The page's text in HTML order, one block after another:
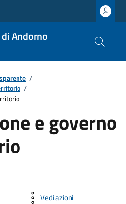
Andorno
/
/
e governo
Vedi azioni